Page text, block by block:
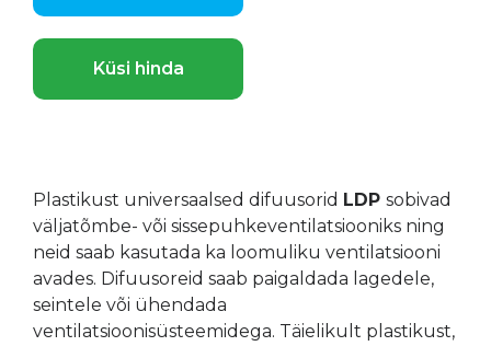
Küsi hinda
Plastikust universaalsed difuusorid LDP sobivad
väljatõmbe- või sissepuhkeventilatsiooniks ning
neid saab kasutada ka loomuliku ventilatsiooni
avades. Difuusoreid saab paigaldada lagedele,
seintele või ühendada
ventilatsioonisüsteemidega. Täielikult plastikust,